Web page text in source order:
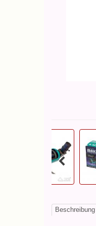
Beschreibung